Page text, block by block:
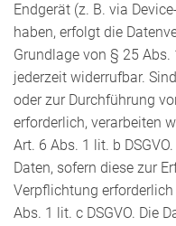
Endgerät (z. B. via
haben, erfolgt die
Grundlage von § 25
jederzeit widerrufbar.
oder zur Durchführung
erforderlich, verarbeiten
Art. 6 Abs. 1 lit. b
Daten, sofern diese zur
Verpflichtung
Abs. 1 lit. c DSGVO. Die